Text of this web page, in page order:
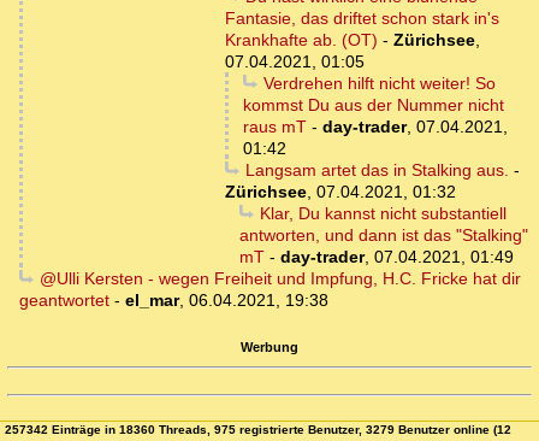
Fantasie, das driftet schon stark in's
Krankhafte ab. (OT) - Zürichsee
07.04.2021, 01:05
Verdrehen hilft nicht weiter! So
kommst Du aus der Nummer nicht
raus mT - day-trader, 07.04.2021,
01:42
Langsam artet das in Stalking aus. -
Zürichsee 07.04.2021, 01:32
Klar, Du kannst nicht substantiell
antworten, und dann ist das "Stalking"
mT - day-trader, 07.04.2021, 01:49
@Ulli Kersten - wegen Freiheit und Impfung, H.C. Fricke hat dir
geantwortet - el_mar, 06.04.2021, 19:38
Werbung
257342 Einträge in 18360 Threads, 975 registrierte Benutzer, 3279 Benutzer online (12